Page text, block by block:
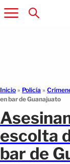
Inicio » Policía »
en bar de Guanajuato
escolta
bar de